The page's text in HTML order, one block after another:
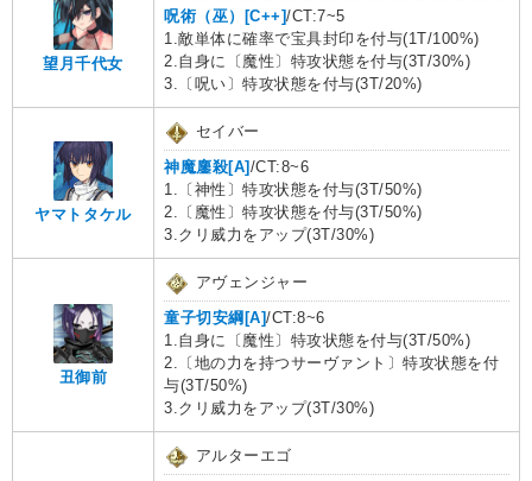
望月千代女
呪術（巫）[C++]/CT:7~5
1.敵単体に確率で宝具封印を付与(1T/100%)
2.自身に〔魔性〕特攻状態を付与(3T/30%)
3.〔呪い〕特攻状態を付与(3T/20%)
ヤマトタケル
セイバー
神魔鏖殺[A] /CT:8~6
1.〔神性〕特攻状態を付与(3T/50%)
2.〔魔性〕特攻状態を付与(3T/50%)
3.クリ威力をアップ(3T/30%)
丑御前
アヴェンジャー
童子切安綱[A]/CT:8~6
1.自身に〔魔性〕特攻状態を付与(3T/50%)
2.〔地の力を持つサーヴァント〕特攻状態を付
与(3T/50%)
3.クリ威力をアップ(3T/30%)
アルターエゴ